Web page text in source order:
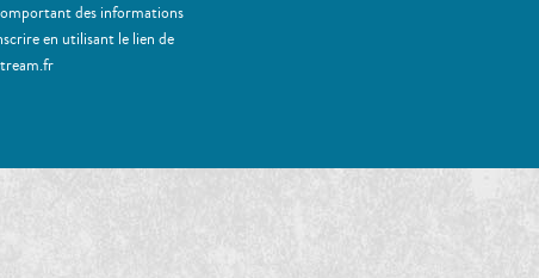
des informations
en utilisant le lien de